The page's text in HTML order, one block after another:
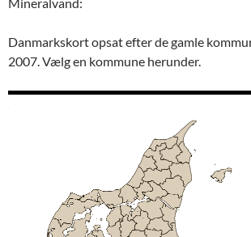
Danmarkskort opsat efter de gamle
2007. Vælg en kommune herunder.